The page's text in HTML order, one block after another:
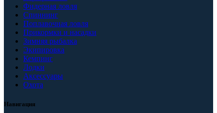
Фидерная ловля
Спиннинг
Поплавочная ловля
Прикормки и насадки
Зимняя рыбалка
Экипировка
Кемпинг
Лодки
Аксессуары
Охота
Навигация